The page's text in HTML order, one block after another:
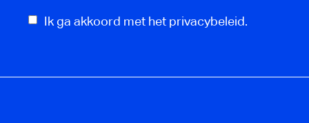
Ik ga akkoord met het privacybeleid.